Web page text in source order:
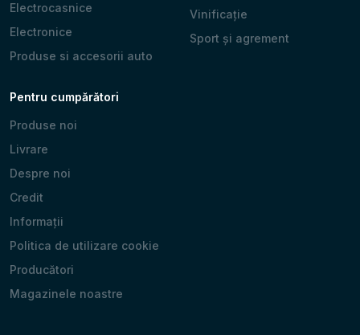
Electrocasnice
Electronice
Produse si accesorii auto
Vinificație
Sport și agrement
Pentru cumpărători
Produse noi
Livrare
Despre noi
Credit
Informații
Politica de utilizare cookie
Producători
Magazinele noastre